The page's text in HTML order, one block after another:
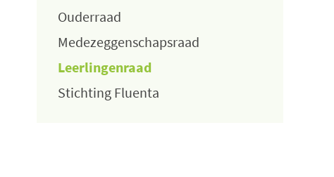
Ouderraad
Medezeggenschapsraad
Leerlingenraad
Stichting Fluenta